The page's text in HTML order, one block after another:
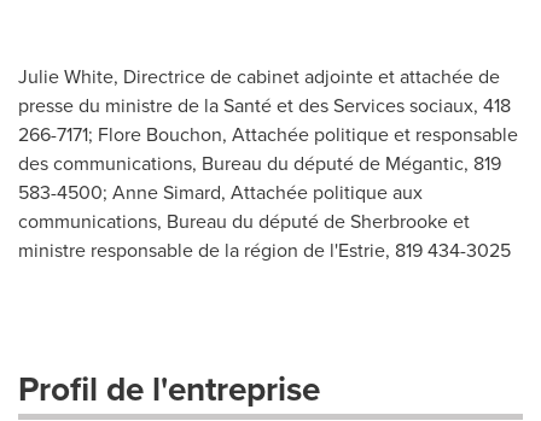
Julie White, Directrice de cabinet adjointe et attachée de
presse du ministre de la Santé et des Services sociaux, 418
266-7171; Flore Bouchon, Attachée politique et responsable
des communications, Bureau du député de Mégantic, 819
583-4500; Anne Simard, Attachée politique aux
communications, Bureau du député de Sherbrooke et
ministre responsable de la région de l'Estrie, 819 434-3025
Profil de l'entreprise